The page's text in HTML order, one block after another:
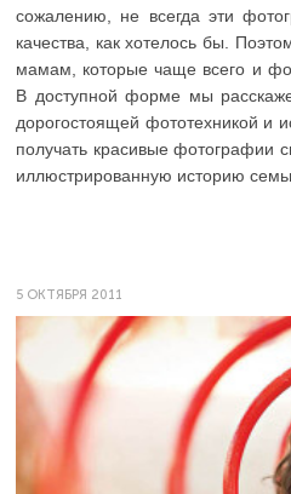
сожалению, не всегда эти
качества, как хотелось бы.
мамам, которые чаще всего и
В доступной форме мы
дорогостоящей фототехникой и
получать красивые фотографии
иллюстрированную историю
5 ОКТЯБРЯ 2011